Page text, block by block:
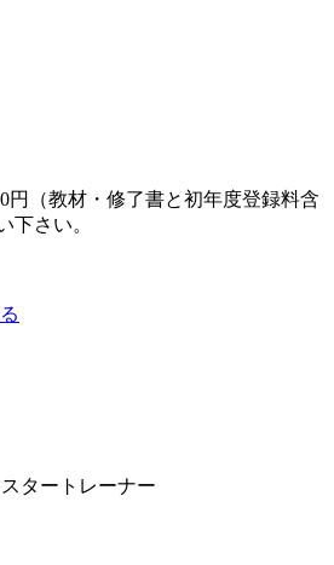
円（教材・修了書と初年度登録料含
下さい。
タートレーナー